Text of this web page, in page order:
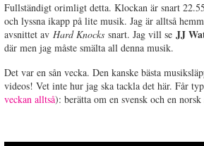
Fullständigt orimligt detta. Klockan är snart
och lyssna ikapp på lite musik. Jag är alltså
avsnittet avHard Knockssnart. Jag vill seJJ
där men jag måste smälta all denna musik.
Det var en sån vecka. Den kanske bästa
videos! Vet inte hur jag ska tackla det här. Får
veckan alltså): berätta om en svensk och en